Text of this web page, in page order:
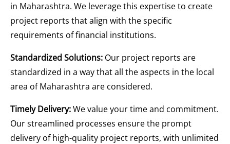
in Maharashtra. We leverage this expertise to create
project reports that align with the specific
requirements of financial institutions.
Standardized Solutions: Our project reports are
standardized in a way that all the aspects in the local
area of Maharashtra are considered.
Timely Delivery:We value your time and commitment.
Our streamlined processes ensure the prompt
delivery of high-quality project reports, with unlimited